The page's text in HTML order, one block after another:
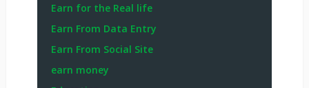
Earn for the Real life
Earn From Data Entry
Earn From Social Site
earn money